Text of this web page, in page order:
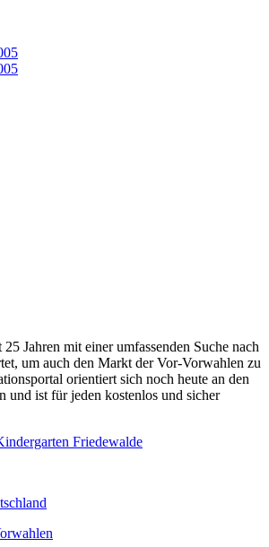
Jahren mit einer umfassenden Suche nach
um auch den Markt der Vor-Vorwahlen zu
orientiert sich noch heute an den
und ist für jeden kostenlos und sicher
Friedewalde